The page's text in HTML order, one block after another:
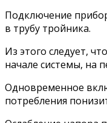
Подключение
в трубу тройника.
Из этого следует,
начале системы, на
Одновременное
потребления